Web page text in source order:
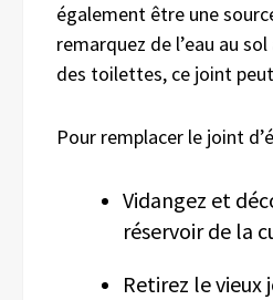
également être une
remarquez de l’eau au
des toilettes, ce joint
Pour remplacer le joint
Vidangez et
réservoir de la
Retirez le